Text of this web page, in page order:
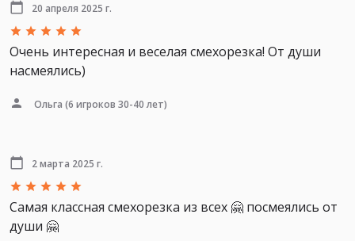
20 апреля 2025 г.
Очень интересная и веселая смехорезка! От души
насмеялись)
Ольга (6 игроков 30-40 лет)
2 марта 2025 г.
Самая классная смехорезка из всех 🤗 посмеялись от
души 🤗